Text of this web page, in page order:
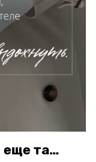
еще та…